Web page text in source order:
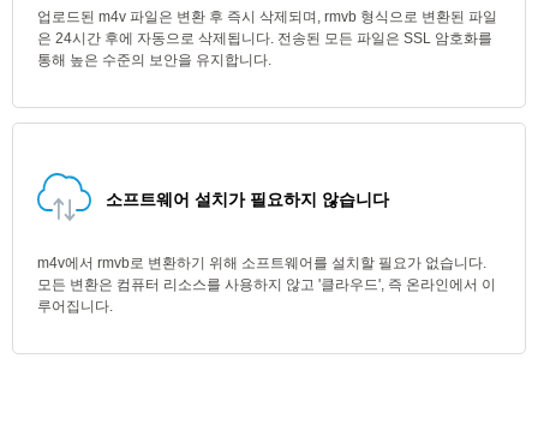
업로드된 m4v 파일은 변환 후 즉시 삭제되며, rmvb 형식으로 변환된 파일
은 24시간 후에 자동으로 삭제됩니다. 전송된 모든 파일은 SSL 암호화를
통해 높은 수준의 보안을 유지합니다.
소프트웨어 설치가 필요하지 않습니다
m4v에서 rmvb로 변환하기 위해 소프트웨어를 설치할 필요가 없습니다.
모든 변환은 컴퓨터 리소스를 사용하지 않고 '클라우드', 즉 온라인에서 이
루어집니다.